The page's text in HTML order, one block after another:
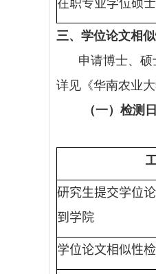
在职专业学位硕士
三、学位论文相
申请博士、
详见《华南农业
（一）检测
研究生提交学位
到学院
学位论文相似性